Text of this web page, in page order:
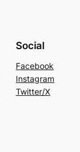
Social
Facebook
Instagram
Twitter/X